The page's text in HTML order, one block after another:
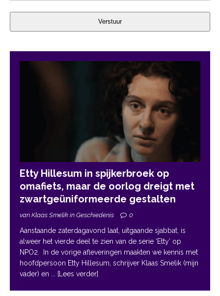
Verstuur
Etty Hillesum in spijkerbroek op
omafiets, maar de oorlog dreigt met
zwartgeüniformeerde gestalten
van Klaas Smelik in Geschiedenis 0
Aanstaande zaterdagavond laat, uitgaande sjabbat, is
alweer het vierde deel te zien van de serie ‘Etty’ op
NPO2. In de vorige afleveringen maakten we kennis met
hoofdpersoon Etty Hillesum, schrijver Klaas Smelik (mijn
vader) en ... [Lees verder]